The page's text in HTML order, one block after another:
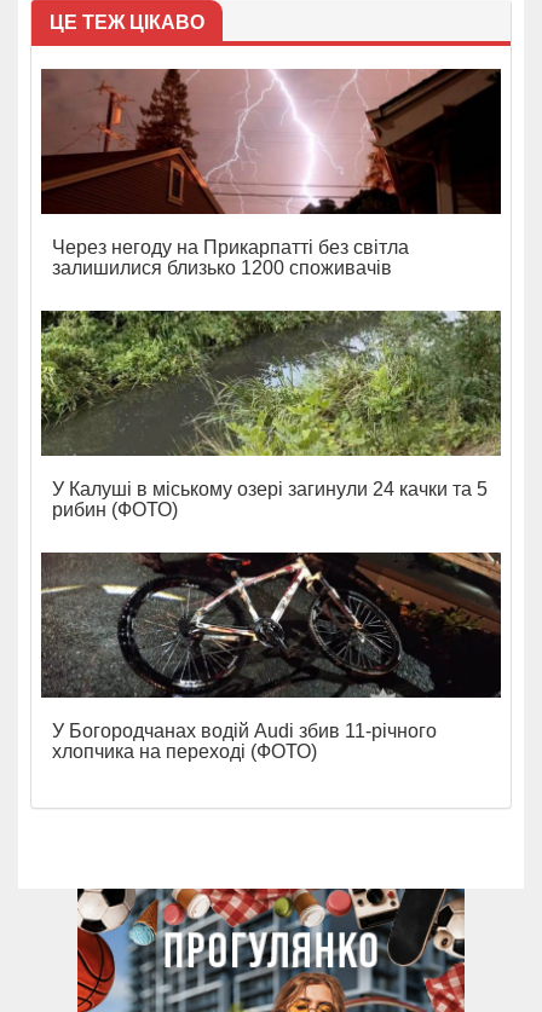
ЦЕ ТЕЖ ЦІКАВО
Через негоду на Прикарпатті без світла
залишилися близько 1200 споживачів
У Калуші в міському озері загинули 24 качки та 5
рибин (ФОТО)
У Богородчанах водій Audi збив 11-річного
хлопчика на переході (ФОТО)